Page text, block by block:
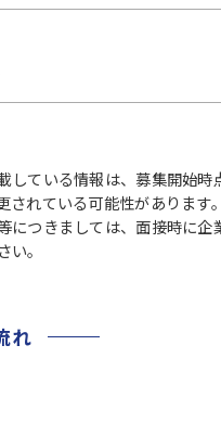
している情報は、募集開始時
されている可能性があります。
につきましては、面接時に企
。
れ